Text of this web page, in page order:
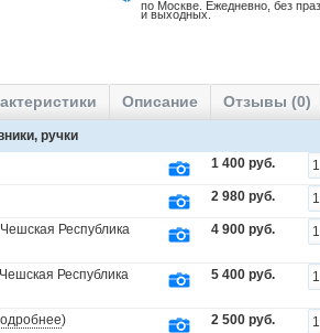
по Москве. Ежедневно, без
и выходных.
Описание Отзывы (0)
ручки
1 400 руб.
2 980 руб.
Республика
4 900 руб.
Республика
5 400 руб.
) 2 500 руб.